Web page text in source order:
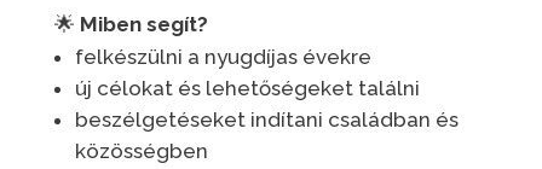
🌟 Miben segít?
felkészülni a nyugdíjas évekre
új célokat és lehetőségeket találni
beszélgetéseket indítani családban és
közösségben